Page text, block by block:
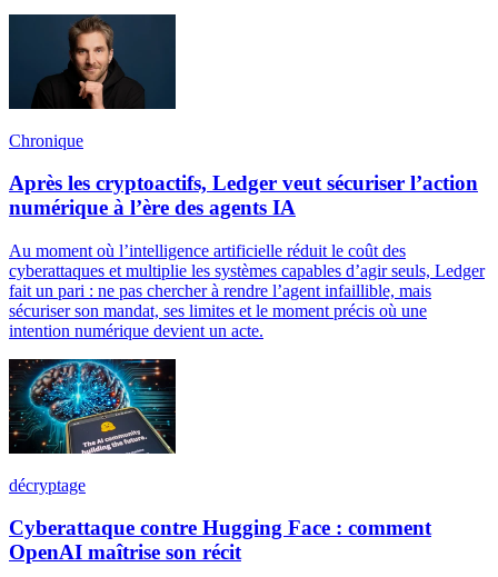
Chronique
Après les cryptoactifs, Ledger veut sécuriser l’action
numérique à l’ère des agents IA
Au moment où l’intelligence artificielle réduit le coût des
cyberattaques et multiplie les systèmes capables d’agir seuls, Ledger
fait un pari : ne pas chercher à rendre l’agent infaillible, mais
sécuriser son mandat, ses limites et le moment précis où une
intention numérique devient un acte.
décryptage
Cyberattaque contre Hugging Face : comment
OpenAI maîtrise son récit